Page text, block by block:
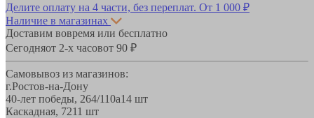
Делите оплату на 4 части, без переплат. От 1 000 ₽
Наличие в магазинах
Доставим вовремя или бесплатно
Сегодняот 2-х часовот 90 ₽
Самовывоз из магазинов:
г.Ростов-на-Дону
40-лет победы, 264/110а14 шт
Каскадная, 7211 шт